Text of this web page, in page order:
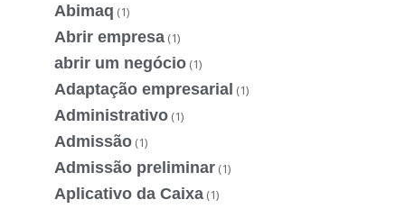
Abimaq (1)
Abrir empresa (1)
abrir um negócio (1)
Adaptação empresarial (1)
Administrativo (1)
Admissão (1)
Admissão preliminar (1)
Aplicativo da Caixa (1)